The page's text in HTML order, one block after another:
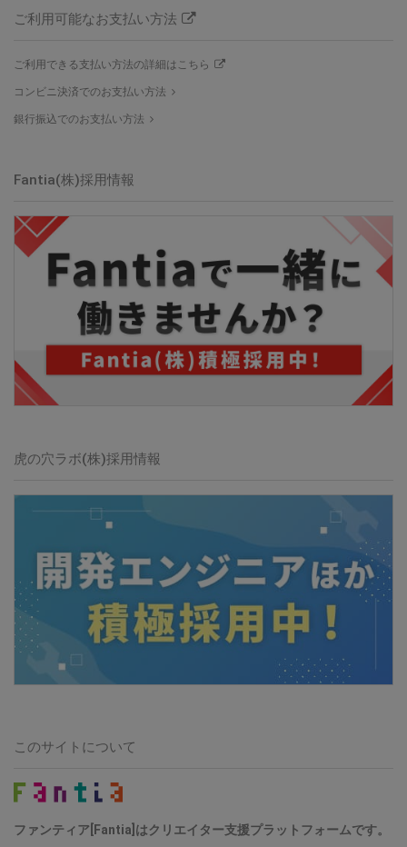
ご利用可能なお支払い方法
ご利用できる支払い方法の詳細はこちら
コンビニ決済でのお支払い方法
銀行振込でのお支払い方法
Fantia(株)採用情報
虎の穴ラボ(株)採用情報
このサイトについて
ファンティア[Fantia]はクリエイター支援プラットフォームです。